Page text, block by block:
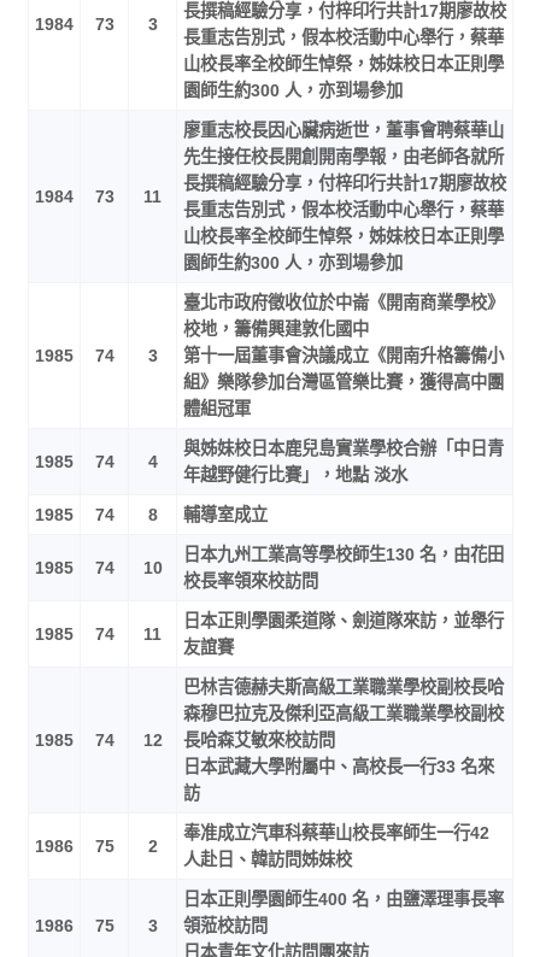
1984 73 3
長撰稿經驗分享，付梓印行共計17期廖故校
長重志告別式，假本校活動中心舉行，蔡華
山校長率全校師生悼祭，姊妹校日本正則學
園師生約300 人，亦到場參加
1984 73 11
廖重志校長因心臟病逝世，董事會聘蔡華山
先生接任校長開創開南學報，由老師各就所
長撰稿經驗分享，付梓印行共計17期廖故校
長重志告別式，假本校活動中心舉行，蔡華
山校長率全校師生悼祭，姊妹校日本正則學
園師生約300 人，亦到場參加
1985 74 3
臺北市政府徵收位於中崙《開南商業學校》
校地，籌備興建敦化國中
第十一屆董事會決議成立《開南升格籌備小
組》樂隊參加台灣區管樂比賽，獲得高中團
體組冠軍
1985 74 4
與姊妹校日本鹿兒島實業學校合辦「中日青
年越野健行比賽」，地點 淡水
1985 74 8 輔導室成立
1985 74 10
日本九州工業高等學校師生130 名，由花田
校長率領來校訪問
1985 74 11
日本正則學園柔道隊、劍道隊來訪，並舉行
友誼賽
1985 74 12
巴林吉德赫夫斯高級工業職業學校副校長哈
森穆巴拉克及傑利亞高級工業職業學校副校
長哈森艾敏來校訪問
日本武藏大學附屬中、高校長一行33 名來
訪
1986 75 2
奉准成立汽車科蔡華山校長率師生一行42
人赴日、韓訪問姊妹校
1986 75 3
日本正則學園師生400 名，由鹽澤理事長率
領蒞校訪問
日本青年文化訪問團來訪